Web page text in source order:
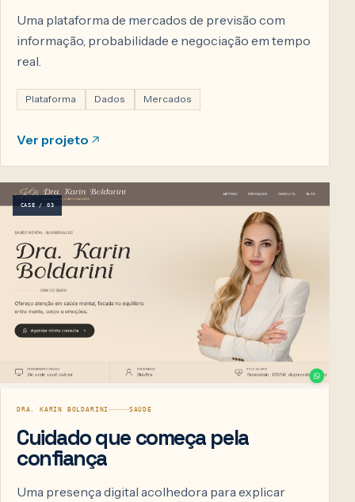
Uma plataforma de mercados de previsão com
informação, probabilidade e negociação em tempo
real.
Plataforma Dados Mercados
Ver projeto
CASE / 03
DRA. KARIN BOLDARINI SAÚDE
Cuidado que começa pela
confiança
Uma presença digital acolhedora para explicar